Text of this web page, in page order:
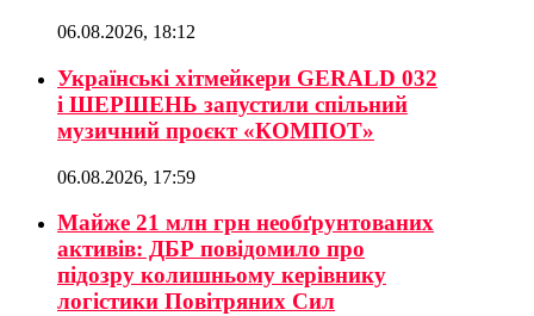
06.08.2026, 18:12
Українські хітмейкери GERALD 032
і ШЕРШЕНЬ запустили спільний
музичний проєкт «КОМПОТ»
06.08.2026, 17:59
Майже 21 млн грн необґрунтованих
активів: ДБР повідомило про
підозру колишньому керівнику
логістики Повітряних Сил